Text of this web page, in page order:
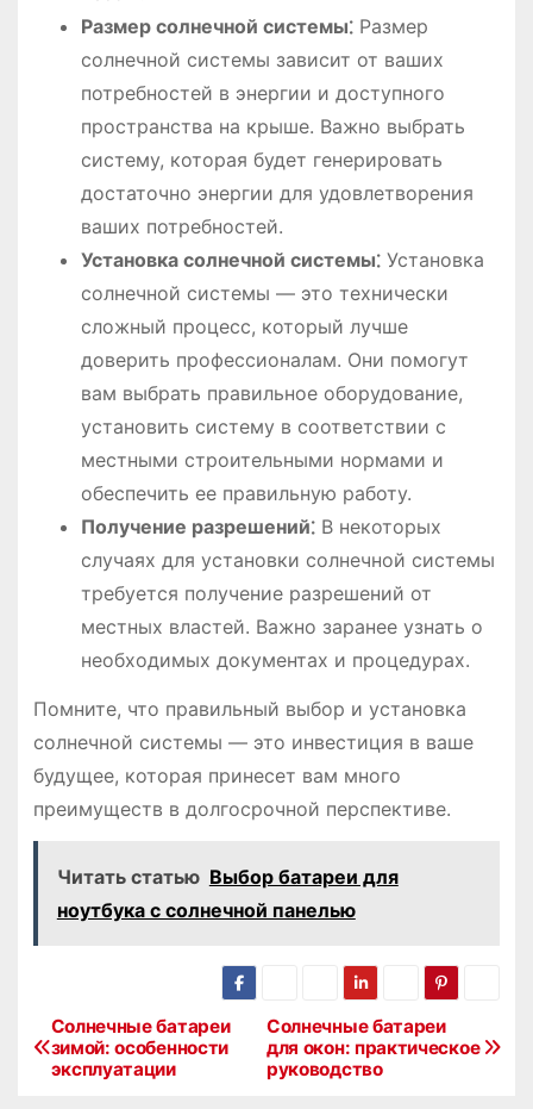
Размер солнечной системы⁚Размер
солнечной системы зависит от ваших
потребностей в энергии и доступного
пространства на крыше. Важно выбрать
систему, которая будет генерировать
достаточно энергии для удовлетворения
ваших потребностей.
Установка солнечной системы⁚Установка
солнечной системы ― это технически
сложный процесс, который лучше
доверить профессионалам. Они помогут
вам выбрать правильное оборудование,
установить систему в соответствии с
местными строительными нормами и
обеспечить ее правильную работу.
Получение разрешений⁚В некоторых
случаях для установки солнечной системы
требуется получение разрешений от
местных властей. Важно заранее узнать о
необходимых документах и процедурах.
Помните, что правильный выбор и установка
солнечной системы ― это инвестиция в ваше
будущее, которая принесет вам много
преимуществ в долгосрочной перспективе.
Читать статью Выбор батареи для
ноутбука с солнечной панелью
Н
Солнечные батареи
для окон: практическое
руководство
Солнечные батареи
зимой: особенности
эксплуатации